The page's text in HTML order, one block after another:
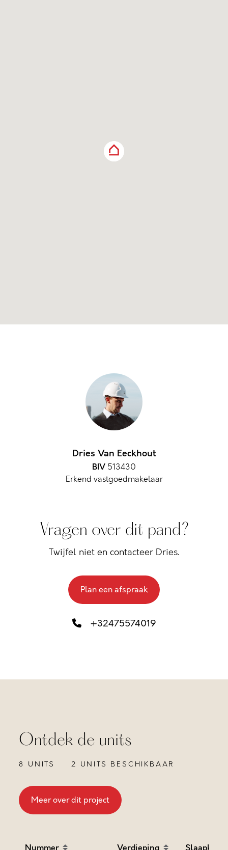
Dries Van Eeckhout
BIV 513430
Erkend vastgoedmakelaar
Vragen over dit pand?
Twijfel niet en contacteer Dries.
Plan een afspraak
+32475574019
Ontdek de units
8 UNITS 2 UNITS BESCHIKBAAR
Meer over dit project